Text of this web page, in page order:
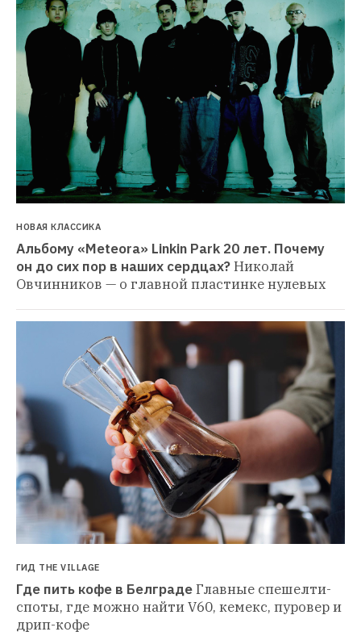
НОВАЯ КЛАССИКА
Альбому «Meteora» Linkin Park 20 лет. Почему
он до сих пор в наших сердцах?Николай
Овчинников — о главной пластинке нулевых
ГИД THE VILLAGE
Где пить кофе в БелградеГлавные спешелти-
споты, где можно найти V60, кемекс, пуровер и
дрип-кофе